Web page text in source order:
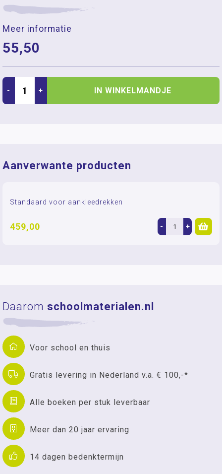
Meer informatie
55,50
- + IN WINKELMANDJE
Aanverwante producten
Standaard voor aankleedrekken
459,00 - +
Daarom schoolmaterialen.nl
Voor school en thuis
Gratis levering in Nederland v.a. € 100,-*
Alle boeken per stuk leverbaar
Meer dan 20 jaar ervaring
14 dagen bedenktermijn